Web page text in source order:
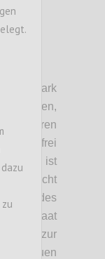
ein stark
einführen
frei
ist
nicht
des
Staat
zur
Individuen